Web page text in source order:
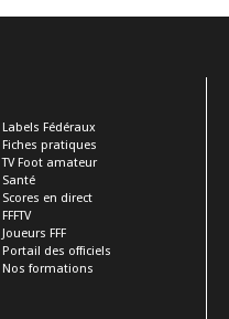
Labels Fédéraux
Fiches pratiques
TV Foot amateur
Santé
Scores en direct
FFFTV
Joueurs FFF
Portail des officiels
Nos formations